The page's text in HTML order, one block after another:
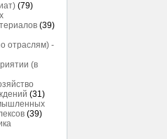
(79)
(39)
отраслям) -
(в
(31)
(39)